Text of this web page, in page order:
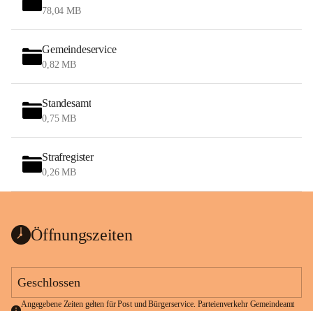
78,04 MB
Gemeindeservice
0,82 MB
Standesamt
0,75 MB
Strafregister
0,26 MB
Öffnungszeiten
Geschlossen
Angegebene Zeiten gelten für Post und Bürgerservice. Parteienverkehr Gemeindeamt